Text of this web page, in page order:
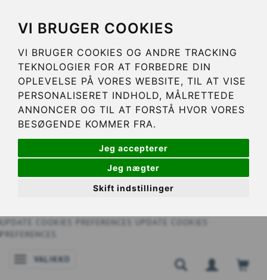
VI BRUGER COOKIES
VI BRUGER COOKIES OG ANDRE TRACKING
TEKNOLOGIER FOR AT FORBEDRE DIN
OPLEVELSE PÅ VORES WEBSITE, TIL AT VISE
PERSONALISERET INDHOLD, MÅLRETTEDE
ANNONCER OG TIL AT FORSTÅ HVOR VORES
BESØGENDE KOMMER FRA.
Jeg accepterer
Jeg nægter
Skift indstillinger
UPDATE COOKIES PREFERENCES
UPDATE COOKIES
PREFERENCES
VAIHDA NAVIGOINNIN TILAA
VALIKKO